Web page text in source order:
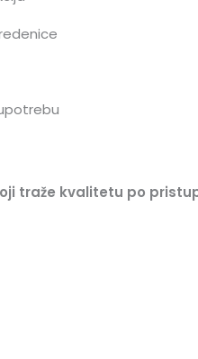
traže kvalitetu po